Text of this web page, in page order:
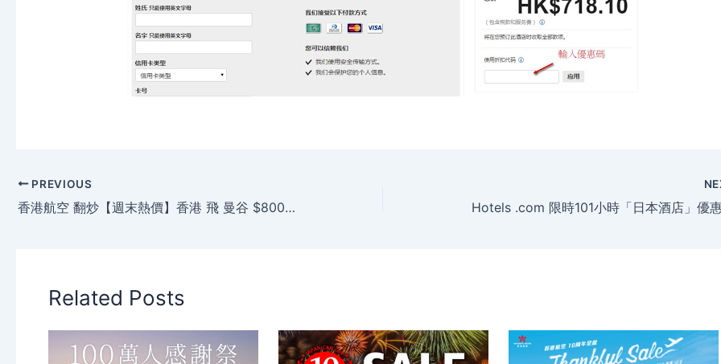
PREVIOUS
香港航空 翻炒【週末熱價】香港 飛 曼谷 $800、 鹿兒島 $1880、 沖繩$2100、 河內$520，暑假出發。
Related Posts